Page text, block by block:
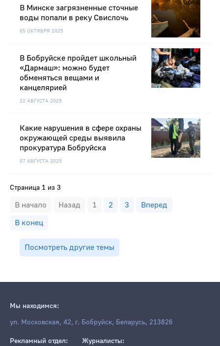
05 ОКТЯБРЯ 2025
В Минске загрязненные сточные
воды попали в реку Свислочь
22 АВГУСТА 2025
В Бобруйске пройдет школьный
«Дармаш»: можно будет
обменяться вещами и
канцелярией
07 АВГУСТА 2025
Какие нарушения в сфере охраны
окружающей среды выявила
прокуратура Бобруйска
Страница 1 из 3
В начало Назад 1 2 3
Вперед
В конец
Посмотреть другие темы
Мы находимся:
ул. Московская, 42, г. Бобруйск, Беларусь, 213826
Рекламный отдел: Журналисты: